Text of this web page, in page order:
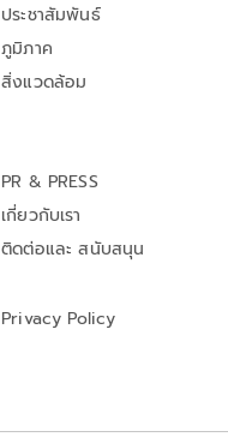
ประชาสัมพันธ์
ภูมิภาค
สิ่งแวดล้อม
PR & PRESS
เกี่ยวกับเรา
ติดต่อและ สนับสนุน
Privacy Policy